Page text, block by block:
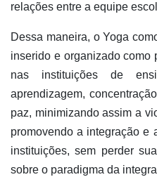
relações entre a equipe
Dessa maneira, o Yoga
inserido e organizado como
nas instituições de
aprendizagem,
paz, minimizando assim a
promovendo a integração e
instituições, sem perder
sobre o paradigma da